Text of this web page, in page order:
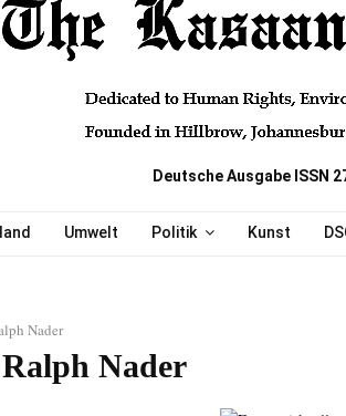
Deutsche Ausgabe ISSN
Umwelt Politik Kunst
Nader
Nader